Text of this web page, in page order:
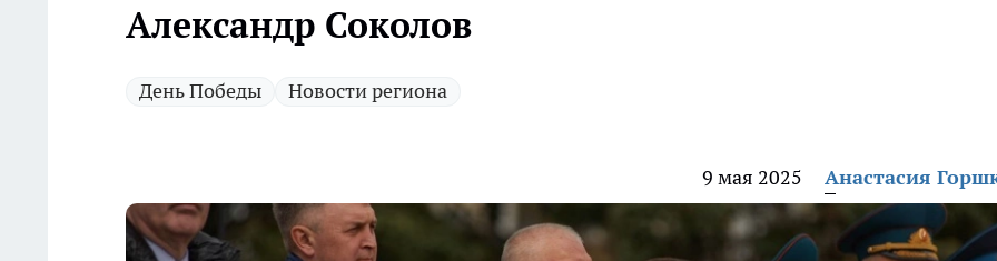
Александр Соколов
День Победы Новости региона
9 мая 2025 Анастасия